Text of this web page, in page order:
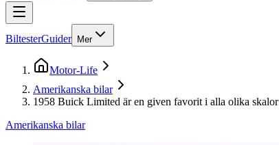
BiltesterGuider Mer
Motor-Life
Amerikanska bilar
1958 Buick Limited är en given favorit i alla olika skalor
Amerikanska bilar